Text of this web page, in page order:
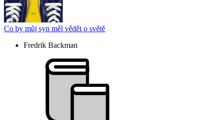
Co by můj syn měl vědět o světě
Fredrik Backman